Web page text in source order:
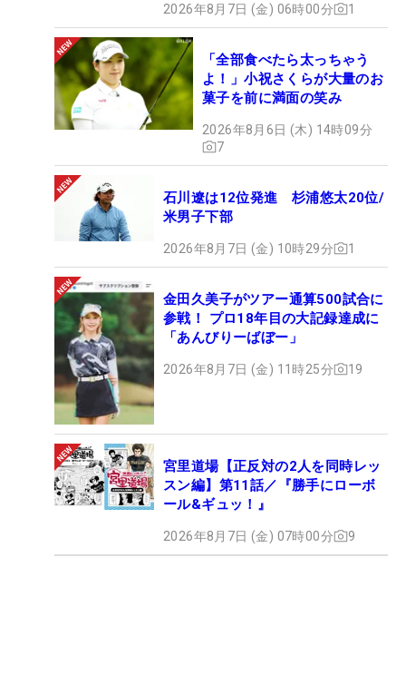
2026年8月7日 (金) 06時00分 1
「全部食べたら太っちゃう
よ！」小祝さくらが大量のお
菓子を前に満面の笑み
2026年8月6日 (木) 14時09分
7
石川遼は12位発進 杉浦悠太20位/
米男子下部
2026年8月7日 (金) 10時29分 1
金田久美子がツアー通算500試合に
参戦！ プロ18年目の大記録達成に
「あんびりーばぼー」
2026年8月7日 (金) 11時25分 19
宮里道場【正反対の2人を同時レッ
スン編】第11話／『勝手にローボ
ール&ギュッ！』
2026年8月7日 (金) 07時00分 9